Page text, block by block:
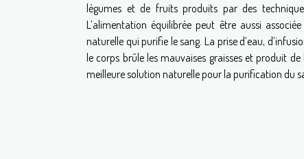
légumes et de fruits produits par des
L’alimentation équilibrée peut être aussi
naturelle qui purifie le sang. La prise d’eau,
le corps brûle les mauvaises graisses et produit
meilleure solution naturelle pour la purification du